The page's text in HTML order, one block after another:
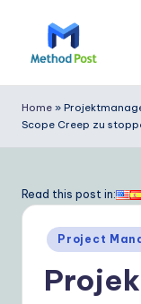
e
t
o
Home »
Scope Creep zu
Read this post in:
Posted
in
Project